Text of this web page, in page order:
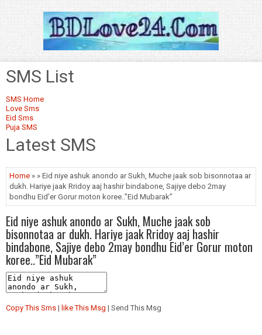
SMS List
SMS Home
Love Sms
Eid Sms
Puja SMS
Latest SMS
Home » » Eid niye ashuk anondo ar Sukh, Muche jaak sob bisonnotaa ar
dukh. Hariye jaak Rridoy aaj hashir bindabone, Sajiye debo 2may
bondhu Eid’er Gorur moton koree..”Eid Mubarak”
Eid niye ashuk anondo ar Sukh, Muche jaak sob
bisonnotaa ar dukh. Hariye jaak Rridoy aaj hashir
bindabone, Sajiye debo 2may bondhu Eid’er Gorur moton
koree..”Eid Mubarak”
Copy This Sms | like This Msg | Send This Msg